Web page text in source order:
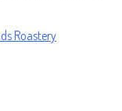
Roastery